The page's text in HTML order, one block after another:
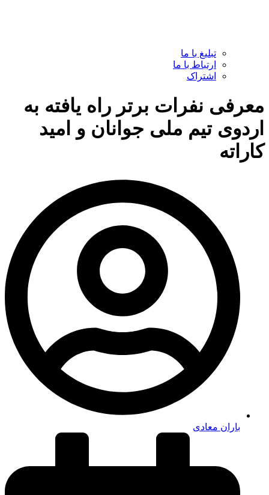
تبلیغ با ما
ارتباط با ما
اشتراک
معرفی نفرات برتر راه یافته به
اردوی تیم ملی جوانان و امید
کاراته
باران معادی